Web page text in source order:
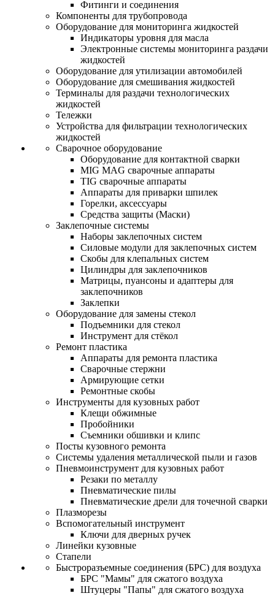
Фитинги и соединения
Компоненты для трубопровода
Оборудование для мониторинга жидкостей
Индикаторы уровня для масла
Электронные системы мониторинга раздачи
жидкостей
Оборудование для утилизации автомобилей
Оборудование для смешивания жидкостей
Терминалы для раздачи технологических
жидкостей
Тележки
Устройства для фильтрации технологических
жидкостей
Сварочное оборудование
Оборудование для контактной сварки
MIG MAG сварочные аппараты
TIG сварочные аппараты
Аппараты для приварки шпилек
Горелки, аксессуары
Средства защиты (Маски)
Заклепочные системы
Наборы заклепочных систем
Силовые модули для заклепочных систем
Скобы для клепальных систем
Цилиндры для заклепочников
Матрицы, пуансоны и адаптеры для
заклепочников
Заклепки
Оборудование для замены стекол
Подъемники для стекол
Инструмент для стёкол
Ремонт пластика
Аппараты для ремонта пластика
Сварочные стержни
Армирующие сетки
Ремонтные скобы
Инструменты для кузовных работ
Клещи обжимные
Пробойники
Съемники обшивки и клипс
Посты кузовного ремонта
Системы удаления металлической пыли и газов
Пневмоинструмент для кузовных работ
Резаки по металлу
Пневматические пилы
Пневматические дрели для точечной сварки
Плазморезы
Вспомогательный инструмент
Ключи для дверных ручек
Линейки кузовные
Стапели
Быстроразъемные соединения (БРС) для воздуха
БРС "Мамы" для сжатого воздуха
Штуцеры "Папы" для сжатого воздуха